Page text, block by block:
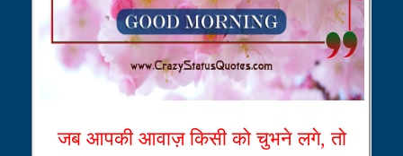
जब आपकी आवाज़ किसी को चुभने लगे, तो